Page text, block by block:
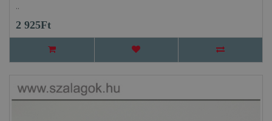
..
2 925Ft